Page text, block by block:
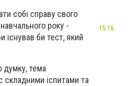
собі справу свого
року -
існував би тест, який
думку, тема
складними іспитами та
15:16